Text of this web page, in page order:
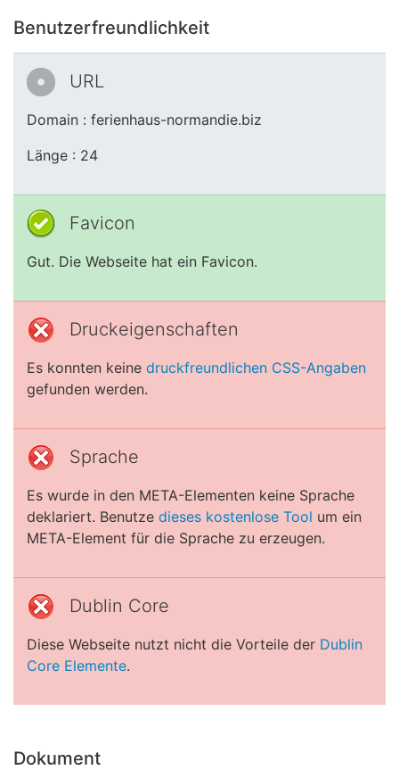
Benutzerfreundlichkeit
URL
Domain : ferienhaus-normandie.biz
Länge : 24
Favicon
Gut. Die Webseite hat ein Favicon.
Druckeigenschaften
Es konnten keine druckfreundlichen CSS-Angaben
gefunden werden.
Sprache
Es wurde in den META-Elementen keine Sprache
deklariert. Benutze dieses kostenlose Tool um ein
META-Element für die Sprache zu erzeugen.
Dublin Core
Diese Webseite nutzt nicht die Vorteile der Dublin
Core Elemente.
Dokument